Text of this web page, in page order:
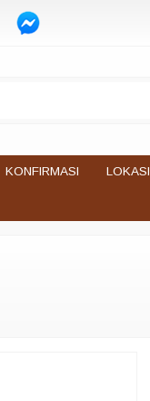
KONFIRMASI LOKASI